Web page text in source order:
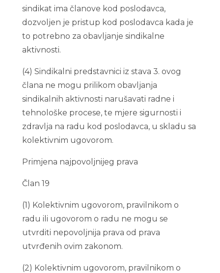
sindikat ima članove kod poslodavca,
dozvoljen je pristup kod poslodavca kada je
to potrebno za obavljanje sindikalne
aktivnosti.
(4) Sindikalni predstavnici iz stava 3. ovog
člana ne mogu prilikom obavljanja
sindikalnih aktivnosti narušavati radne i
tehnološke procese, te mjere sigurnosti i
zdravlja na radu kod poslodavca, u skladu sa
kolektivnim ugovorom.
Primjena najpovoljnijeg prava
Član 19
(1) Kolektivnim ugovorom, pravilnikom o
radu ili ugovorom o radu ne mogu se
utvrditi nepovoljnija prava od prava
utvrđenih ovim zakonom.
(2) Kolektivnim ugovorom, pravilnikom o